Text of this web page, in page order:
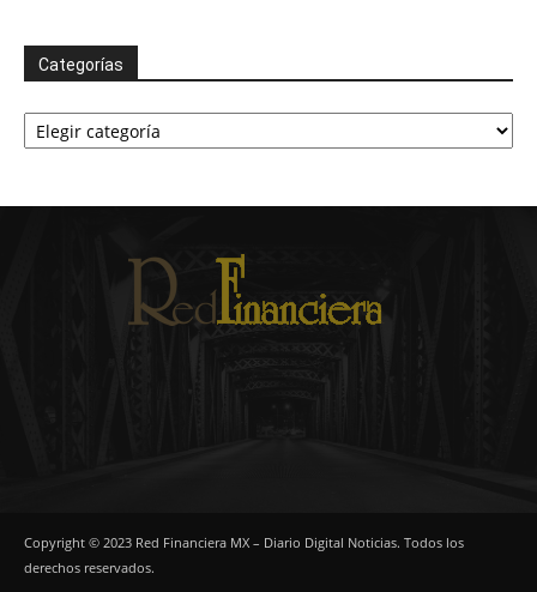
Categorías
Categorías
Copyright © 2023 Red Financiera MX – Diario Digital Noticias. Todos los
derechos reservados.